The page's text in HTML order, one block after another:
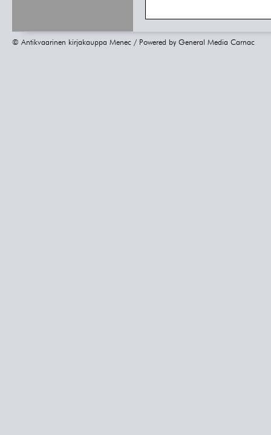
© Antikvaarinen kirjakauppa Menec / Powered by General Media Carnac